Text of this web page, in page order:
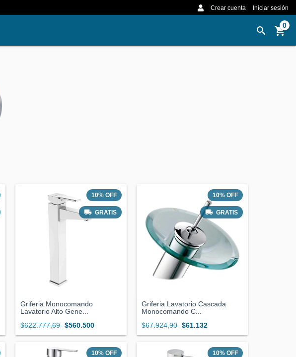
Crear cuenta Iniciar sesión
0
10% OFF
GRATIS
Griferia Monocomando
Lavatorio Alto Gene...
$622.777,69 $560.500
10% OFF
GRATIS
Griferia Lavatorio Cascada
Monocomando C...
$67.924,90 $61.132
10% OFF 10% OFF